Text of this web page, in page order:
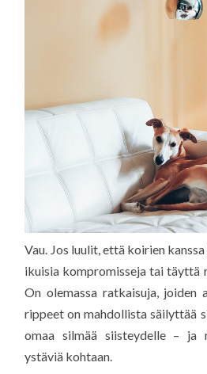
Vau. Jos luulit, että koirien
ikuisia kompromisseja tai täyttä
On olemassa ratkaisuja, joiden
rippeet on mahdollista säilyttää
omaa silmää siisteydelle – ja
ystäviä kohtaan.